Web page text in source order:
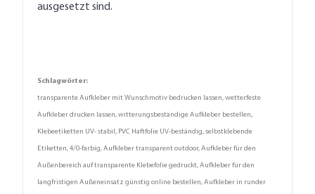
ausgesetzt sind.
Schlagwörter:
transparente Aufkleber mit Wunschmotiv bedrucken lassen, wetterfeste
Aufkleber drucken lassen, witterungsbeständige Aufkleber bestellen,
Klebeetiketten UV- stabil, PVC Haftfolie UV-beständig, selbstklebende
Etiketten, 4/0-farbig, Aufkleber transparent outdoor, Aufkleber für den
Außenbereich auf transparente Klebefolie gedruckt, Aufkleber für den
langfristigen Außeneinsatz günstig online bestellen, Aufkleber in runder